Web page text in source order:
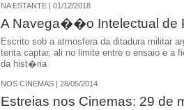
NA ESTANTE | 01/12/2018
A Navega��o Intelectual de
Escrito sob a atmosfera da ditadura militar
tenta captar, ali no limite entre o ensaio e
da hist�ria
NOS CINEMAS | 28/05/2014
Estreias nos Cinemas: 29 de